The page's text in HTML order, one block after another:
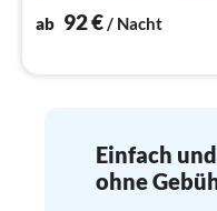
ab 92€/ Nacht
Einfach
ohne